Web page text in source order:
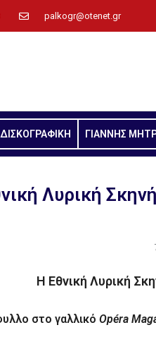
palkogr@otenet.gr
ΓΙΑΝΝΗΣ
Λυρική
Η Εθνική Λυρική
στο γαλλικό Opéra